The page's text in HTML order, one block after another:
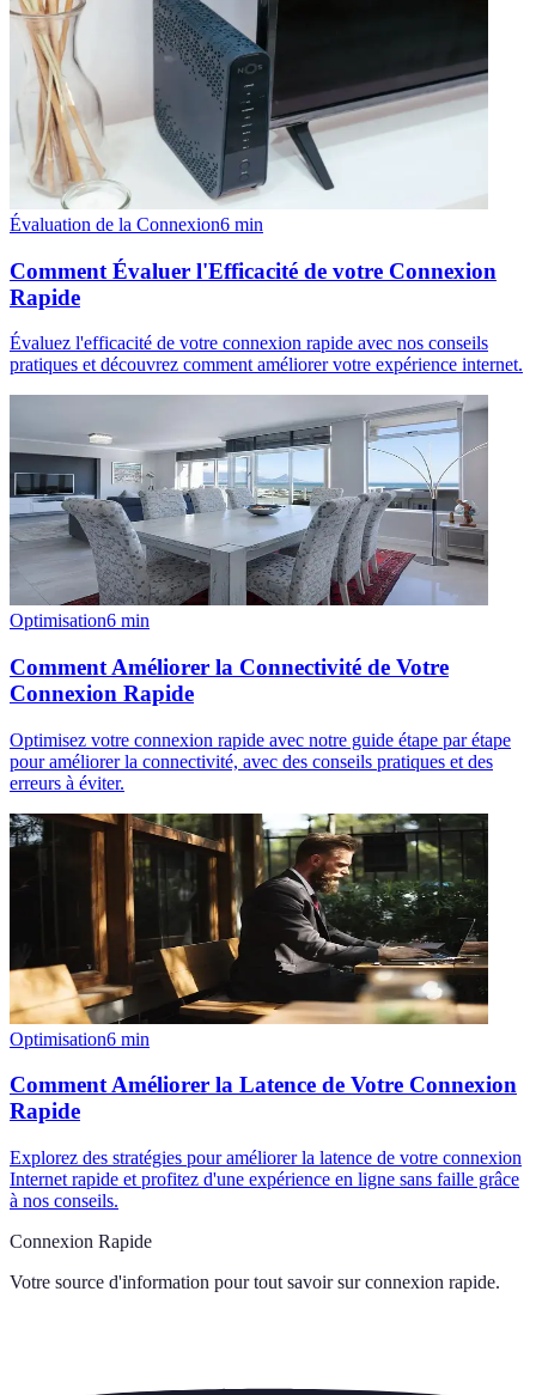
Évaluation de la Connexion6 min
Comment Évaluer l'Efficacité de votre Connexion
Rapide
Évaluez l'efficacité de votre connexion rapide avec nos conseils
pratiques et découvrez comment améliorer votre expérience internet.
Optimisation6 min
Comment Améliorer la Connectivité de Votre
Connexion Rapide
Optimisez votre connexion rapide avec notre guide étape par étape
pour améliorer la connectivité, avec des conseils pratiques et des
erreurs à éviter.
Optimisation6 min
Comment Améliorer la Latence de Votre Connexion
Rapide
Explorez des stratégies pour améliorer la latence de votre connexion
Internet rapide et profitez d'une expérience en ligne sans faille grâce
à nos conseils.
Connexion Rapide
Votre source d'information pour tout savoir sur connexion rapide.